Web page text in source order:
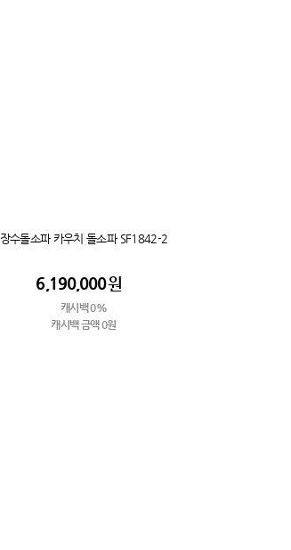
장수돌소파 카우치 돌소파 SF1842-2
6,190,000원
캐시백 0%
캐시백 금액 0원